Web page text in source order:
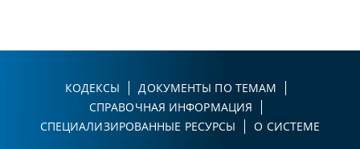
КОДЕКСЫ
ДОКУМЕНТЫ ПО ТЕМАМ
СПРАВОЧНАЯ ИНФОРМАЦИЯ
СПЕЦИАЛИЗИРОВАННЫЕ РЕСУРСЫ
О СИСТЕМЕ